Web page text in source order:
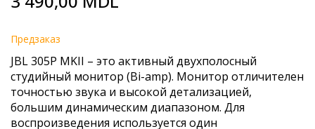
beginning
of
the
images
gallery
Предзаказ
JBL 305P MKII – это активный двухполосный
студийный монитор (Bi-amp). Монитор отличителен
точностью звука и высокой детализацией,
большим динамическим диапазоном. Для
воспроизведения используется один